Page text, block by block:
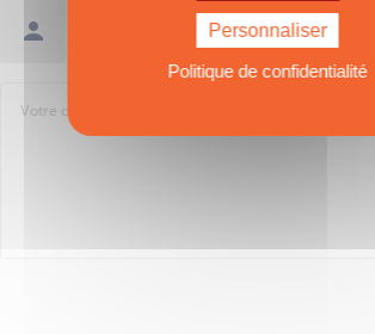
Se connecter / Créer un compte
Personnaliser
Politique de confidentialité